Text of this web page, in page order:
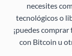
necesites
tecnológicos o
¡puedes
con Bitcoin u